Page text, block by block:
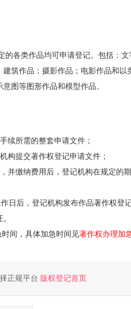
的各类作品均可申请登记。包括：
建筑作品；摄影作品；电影作品和
图等图形作品和模型作品。
续所需的整套申请文件；
构提交著作权登记申请文件；
并缴纳费用后，登记机构在规定的
日后，登记机构发布作品著作权登
间，具体加急时间见著作权办理加
正规平台 版权登记首页